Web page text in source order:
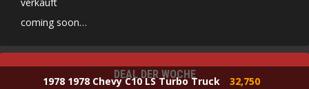
coming soon…
DEAL DER WOCHE
1978 1978 Chevy C10 LS Turbo Truck 32,750